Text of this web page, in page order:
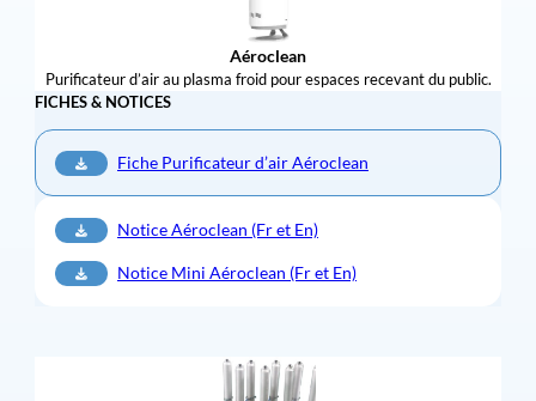
Aéroclean
Purificateur d’air au plasma froid pour espaces recevant du public.
FICHES & NOTICES
Fiche Purificateur d’air Aéroclean
Notice Aéroclean (Fr et En)
Notice Mini Aéroclean (Fr et En)